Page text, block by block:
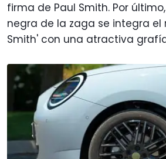
firma de Paul Smith. Por
negra de la zaga se integra el
Smith' con una atractiva